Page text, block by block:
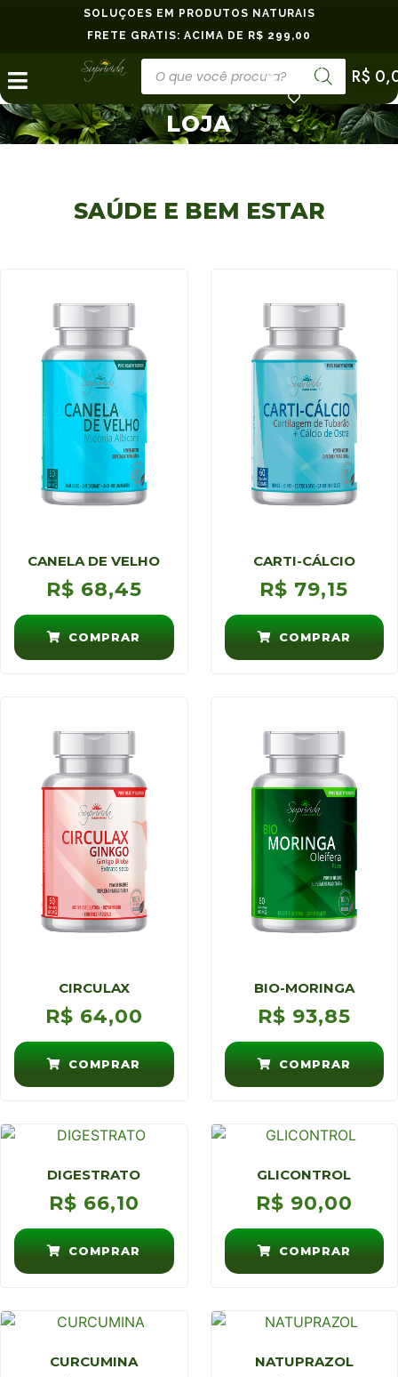
SOLUÇÕES EM PRODUTOS NATURAIS
FRETE GRÁTIS: ACIMA DE R$ 299,00
Minha
Conta
R$
LOJA
SAÚDE E BEM ESTAR
CANELA DE VELHO
R$ 68,45
COMPRAR
CARTI-CÁLCIO
R$ 79,15
COMPRAR
CIRCULAX
R$ 64,00
COMPRAR
BIO-MORINGA
R$ 93,85
COMPRAR
DIGESTRATO
R$ 66,10
COMPRAR
GLICONTROL
R$ 90,00
COMPRAR
CURCUMINA NATUPRAZOL